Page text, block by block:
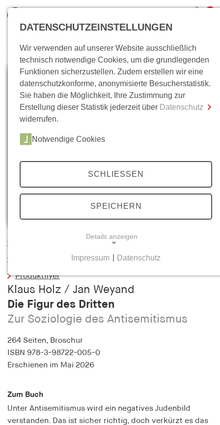
inkl. MwSt.
0,00 €
Zum Warenkorb Zur Kasse
Wo bin ich?
Inhaltsverzeichnis
Produktflyer
Klaus Holz / Jan Weyand
Die Figur des Dritten
Zur Soziologie des Antisemitismus
264 Seiten, Broschur
ISBN 978-3-98722-005-0
Erschienen im Mai 2026
Zum Buch
Unter Antisemitismus wird ein negatives Judenbild
verstanden. Das ist sicher richtig, doch verkürzt es das
DATENSCHUTZEINSTELLUNGEN
Wir verwenden auf unserer Website ausschließlich
technisch notwendige Cookies, um die grundlegenden
Funktionen sicherzustellen. Zudem erstellen wir eine
datenschutzkonforme, anonymisierte Besucherstatistik.
Sie haben die Möglichkeit, Ihre Zustimmung zur
Erstellung dieser Statistik jederzeit über Datenschutz
widerrufen.
Notwendige Cookies
SCHLIESSEN
SPEICHERN
Details anzeigen
Notwendige Cookies helfen dabei, eine Webseite
nutzbar zu machen, indem sie Grundfunktionen
wie Seitennavigation und Zugriff auf sichere
Bereiche der Webseite ermöglichen. Die Webseite
kann ohne diese Cookies nicht richtig
funktionieren.
cookie_consent
cookie_consent
Anbieter:
hamburger-edition.de
Impressum Datenschutz